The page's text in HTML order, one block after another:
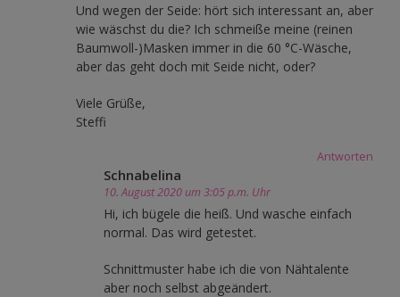
Und wegen der Seide: hört sich interessant an, aber
wie wäschst du die? Ich schmeiße meine (reinen
Baumwoll-)Masken immer in die 60 °C-Wäsche,
aber das geht doch mit Seide nicht, oder?
Viele Grüße,
Steffi
Antworten
Schnabelina
10. August 2020 um 3:05 p.m. Uhr
Hi, ich bügele die heiß. Und wasche einfach
normal. Das wird getestet.
Schnittmuster habe ich die von Nähtalente
aber noch selbst abgeändert.